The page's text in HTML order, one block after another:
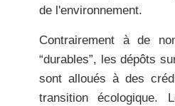
de l'environnement.
Contrairement à de
“durables”, les dépôts
sont alloués à des
transition écologique.